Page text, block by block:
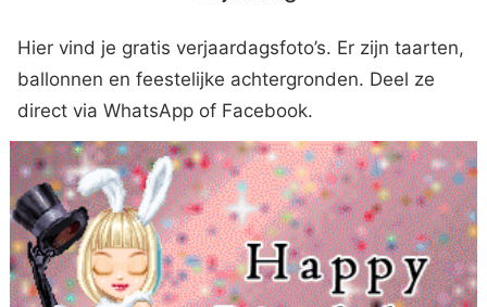
Hier vind je gratis verjaardagsfoto’s. Er zijn taarten,
ballonnen en feestelijke achtergronden. Deel ze
direct via WhatsApp of Facebook.